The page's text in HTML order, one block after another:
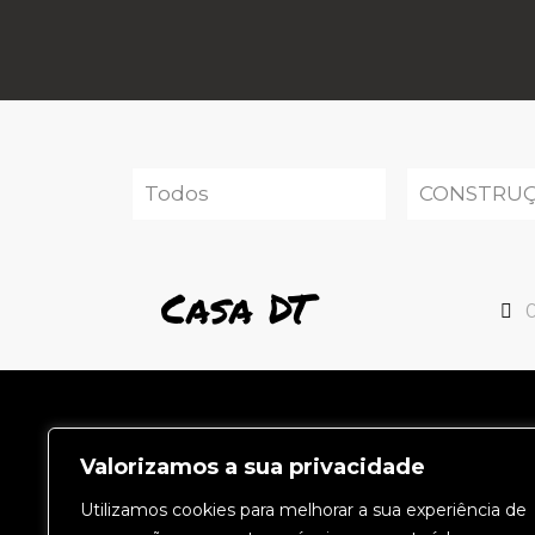
Valorizamos a sua privacidade
Utilizamos cookies para melhorar a sua experiência de
Todos
Casa DT
Av. J. Deus Ramos, 146